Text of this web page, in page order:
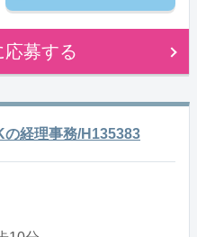
応募する
経理事務/H135383